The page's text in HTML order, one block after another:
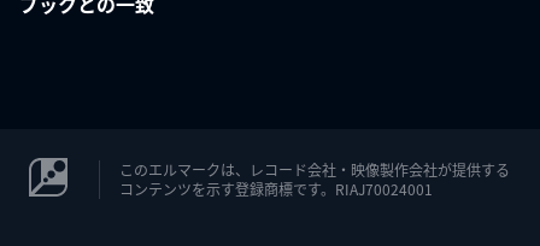
このエルマークは、レコード会社・映像製作会社が提供する
コンテンツを示す登録商標です。RIAJ70024001